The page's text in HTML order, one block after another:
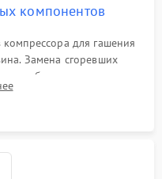
компонентов
для гашения
Замена сгоревших
обдува, угольных
дверцы.